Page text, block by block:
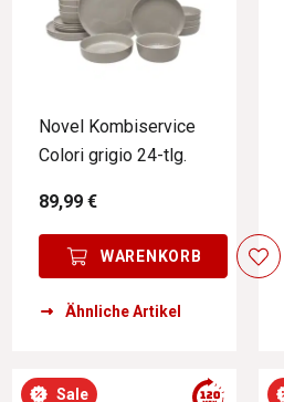
Novel Kombiservice
Colori grigio 24-tlg.
89,99 €
WARENKORB
Ähnliche Artikel
Sale